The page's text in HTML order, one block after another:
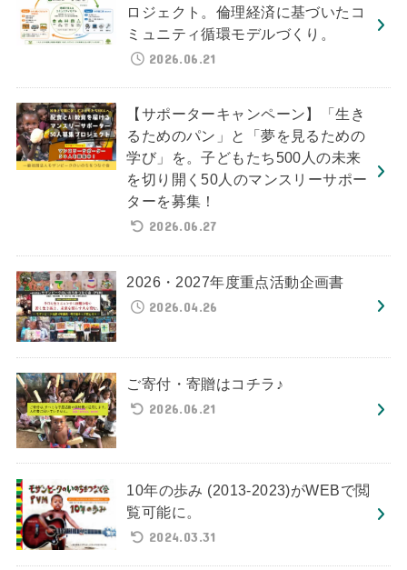
ロジェクト。倫理経済に基づいたコ
ミュニティ循環モデルづくり。
2026.06.21
【サポーターキャンペーン】「生き
るためのパン」と「夢を見るための
学び」を。子どもたち500人の未来
を切り開く50人のマンスリーサポー
ターを募集！
2026.06.27
2026・2027年度重点活動企画書
2026.04.26
ご寄付・寄贈はコチラ♪
2026.06.21
10年の歩み (2013-2023)がWEBで閲
覧可能に。
2024.03.31